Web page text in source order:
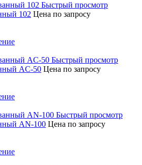
Быстрый просмотр
102 Цена по запросу
Быстрый просмотр
AC-50 Цена по запросу
Быстрый просмотр
AN-100 Цена по запросу